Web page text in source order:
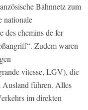
Bahnnetz zum
nationale
des chemins de fer
Zudem waren
vitesse, LGV), die
Ausland führen. Alles
im direkten